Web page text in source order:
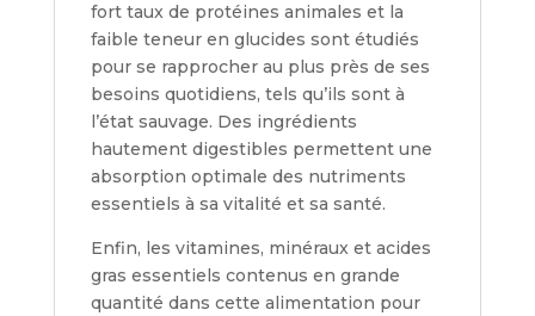
fort taux de protéines animales et la
faible teneur en glucides sont étudiés
pour se rapprocher au plus près de ses
besoins quotidiens, tels qu’ils sont à
l’état sauvage. Des ingrédients
hautement digestibles permettent une
absorption optimale des nutriments
essentiels à sa vitalité et sa santé.
Enfin, les vitamines, minéraux et acides
gras essentiels contenus en grande
quantité dans cette alimentation pour